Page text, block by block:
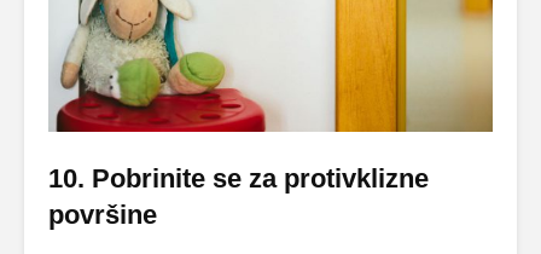
10. Pobrinite se za protivklizne
površine